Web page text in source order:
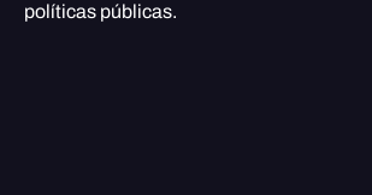
políticas públicas.